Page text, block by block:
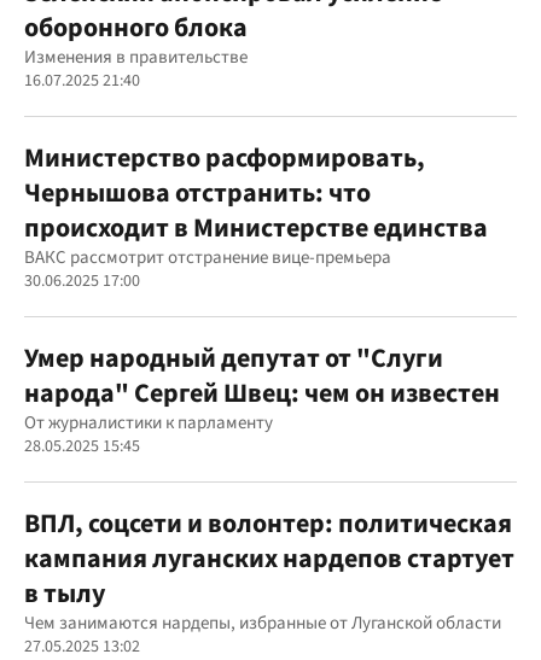
оборонного блока
Изменения в правительстве
16.07.2025 21:40
Министерство расформировать,
Чернышова отстранить: что
происходит в Министерстве единства
ВАКС рассмотрит отстранение вице-премьера
30.06.2025 17:00
Умер народный депутат от "Слуги
народа" Сергей Швец: чем он известен
От журналистики к парламенту
28.05.2025 15:45
ВПЛ, соцсети и волонтер: политическая
кампания луганских нардепов стартует
в тылу
Чем занимаются нардепы, избранные от Луганской области
27.05.2025 13:02